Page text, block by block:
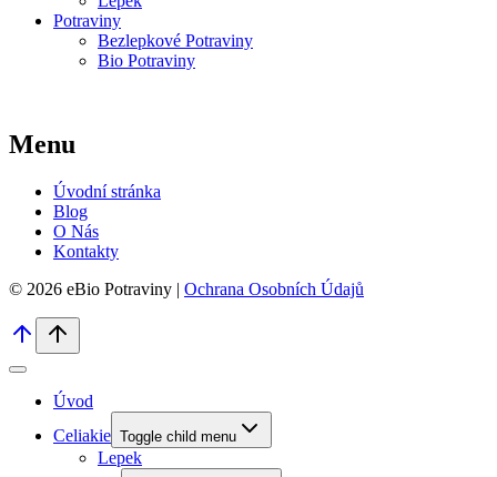
Potraviny
Bezlepkové Potraviny
Bio Potraviny
Menu
Úvodní stránka
Blog
O Nás
Kontakty
© 2026 eBio Potraviny | Ochrana Osobních Údajů
Úvod
Celiakie Toggle child menu
Lepek